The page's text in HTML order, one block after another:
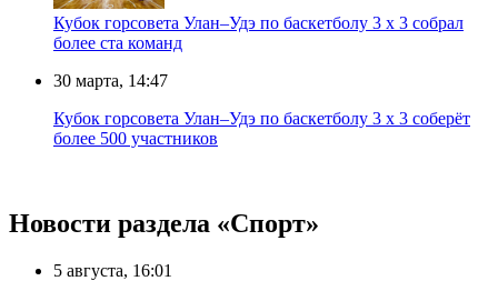
Кубок горсовета Улан–Удэ по баскетболу 3 х 3 собрал
более ста команд
30 марта, 14:47
Кубок горсовета Улан–Удэ по баскетболу 3 х 3 соберёт
более 500 участников
Новости раздела «Cпорт»
5 августа, 16:01